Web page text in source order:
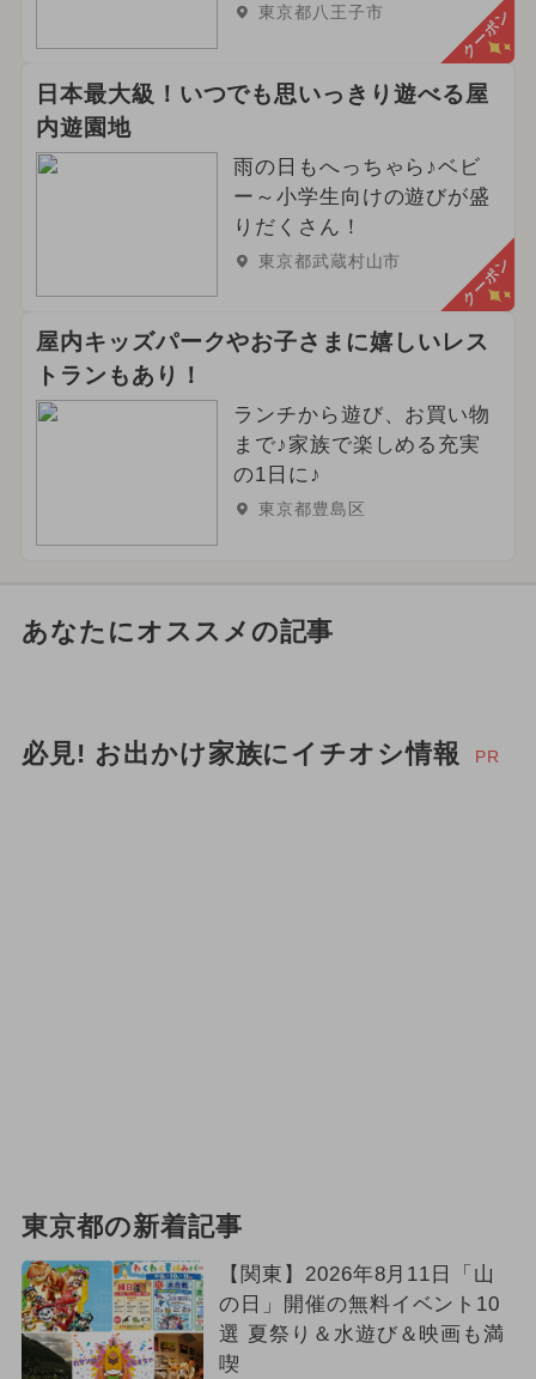
東京都八王子市 クーポン
日本最大級！いつでも思いっきり遊べる屋
内遊園地
雨の日もへっちゃら♪ベビ
ー～小学生向けの遊びが盛
りだくさん！
東京都武蔵村山市 クーポン
屋内キッズパークやお子さまに嬉しいレス
トランもあり！
ランチから遊び、お買い物
まで♪家族で楽しめる充実
の1日に♪
東京都豊島区
あなたにオススメの記事
必見! お出かけ家族にイチオシ情報 PR
東京都の新着記事
【関東】2026年8月11日「山
の日」開催の無料イベント10
選 夏祭り＆水遊び＆映画も満
喫